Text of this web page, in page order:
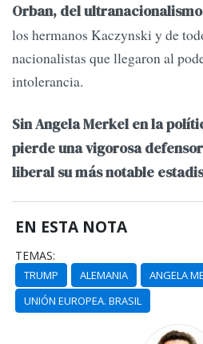
Orban, del ultranacionalismo
los hermanos Kaczynski y de
nacionalistas que llegaron al
intolerancia.
Sin Angela Merkel en la
pierde una vigorosa
liberal su más notable
EN ESTA NOTA
TEMAS:
TRUMP ALEMANIA ANGELA
UNIÓN EUROPEA. BRASIL